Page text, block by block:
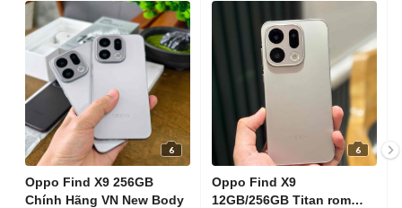
6
Oppo Find X9 256GB
Chính Hãng VN New Body
6
Oppo Find X9
12GB/256GB Titan rom